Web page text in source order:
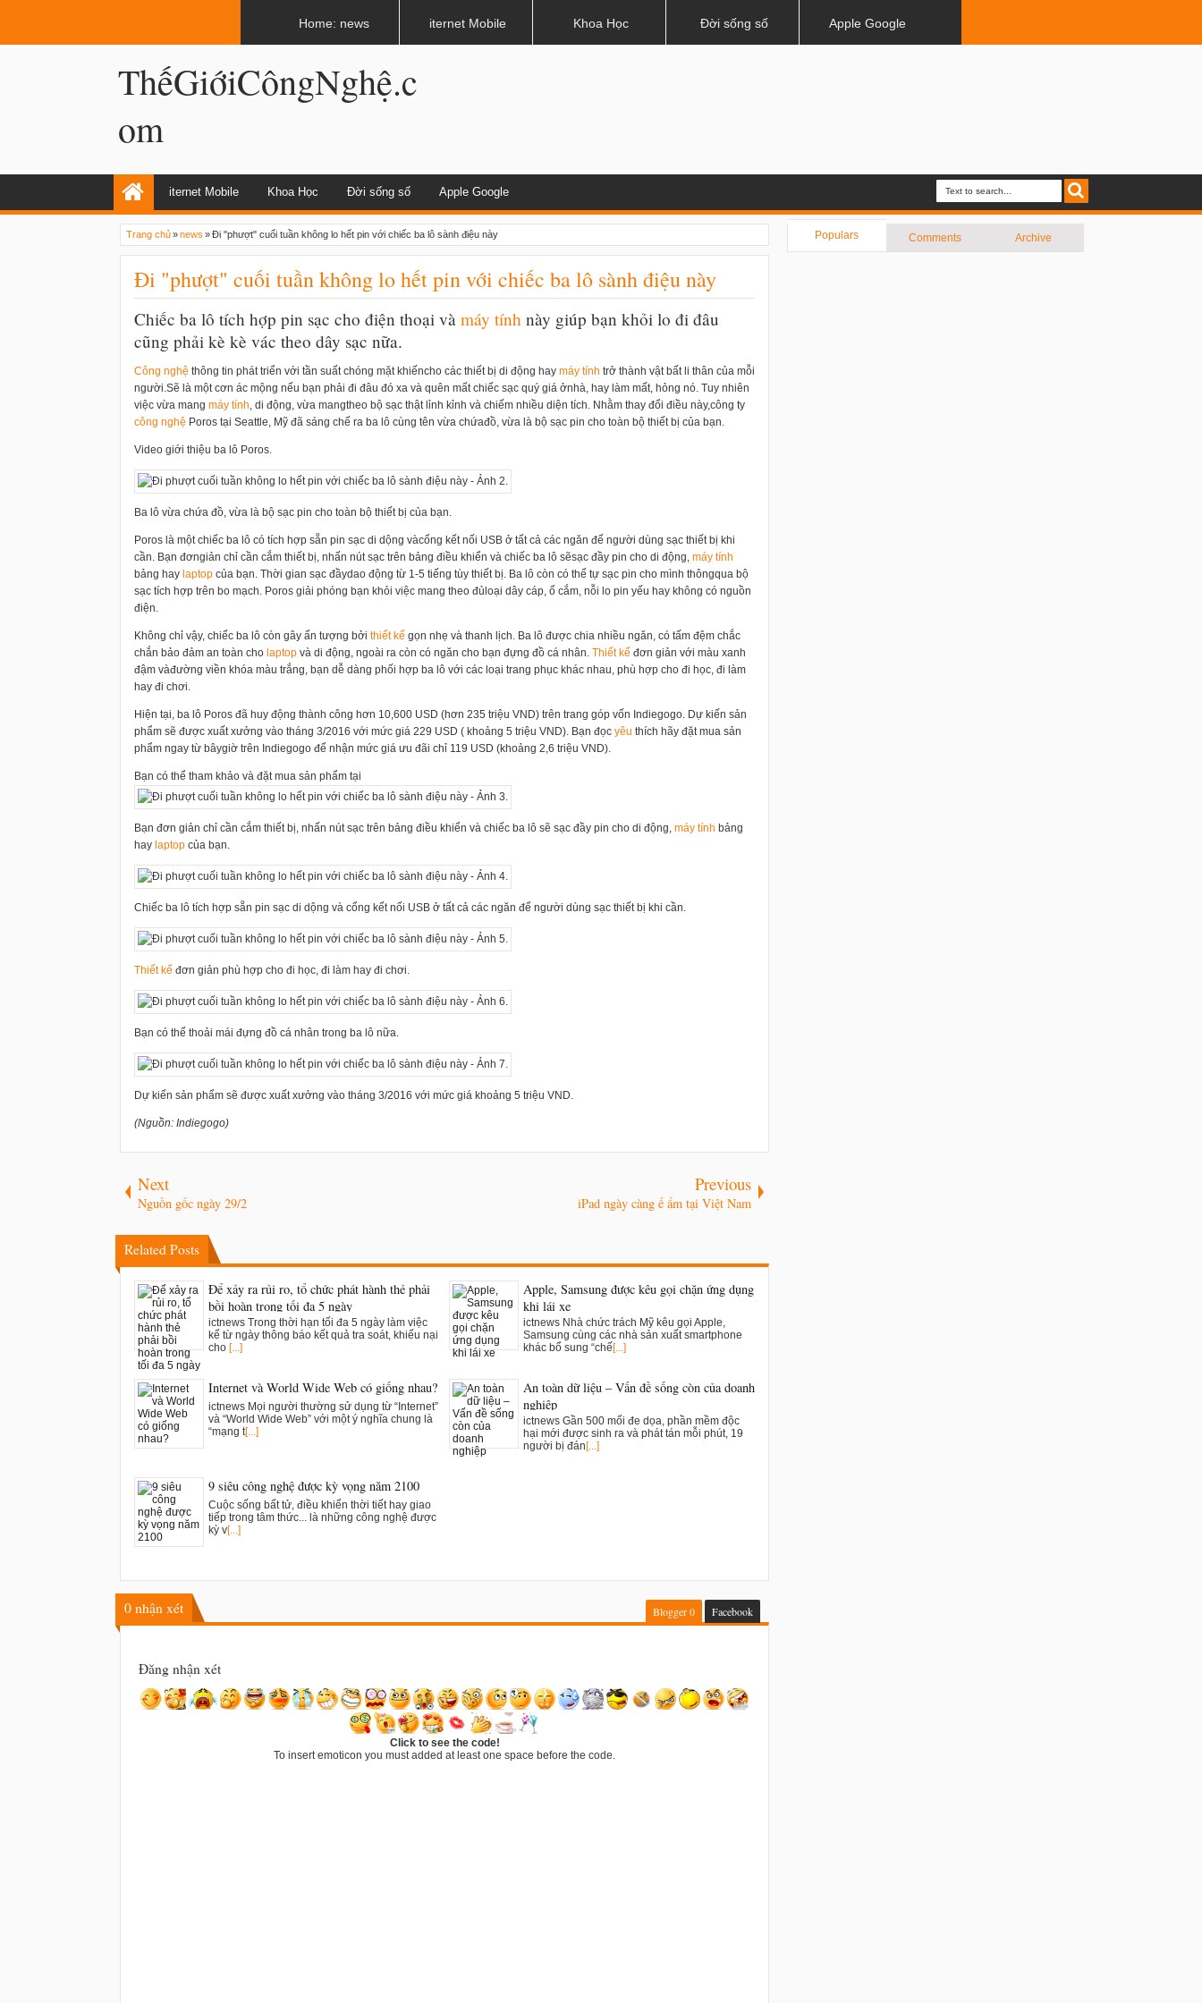
ThếGiớiCôngNghệ.c
om
iternet Mobile Khoa Học Đời sống số Apple Google
Populars Comments Archive
Trang chủ»news »Đi "phượt" cuối tuần không lo hết pin với chiếc ba lô sành điệu này
Đi "phượt" cuối tuần không lo hết pin với chiếc ba lô sành điệu này
Chiếc ba lô tích hợp pin sạc cho điện thoại và máy tính này giúp bạn khỏi lo đi đâu
cũng phải kè kè vác theo dây sạc nữa.
Công nghệ thông tin phát triển với tần suất chóng mặt khiếncho các thiết bị di động hay máy tính trở thành vật bất li thân của mỗi
người.Sẽ là một cơn ác mộng nếu bạn phải đi đâu đó xa và quên mất chiếc sạc quý giá ởnhà, hay làm mất, hỏng nó. Tuy nhiên
việc vừa mang máy tính, di động, vừa mangtheo bộ sạc thật lỉnh kỉnh và chiếm nhiều diện tích. Nhằm thay đổi điều này,công ty
công nghệ Poros tại Seattle, Mỹ đã sáng chế ra ba lô cùng tên vừa chứađồ, vừa là bộ sạc pin cho toàn bộ thiết bị của bạn.
Video giới thiệu ba lô Poros.
Ba lô vừa chứa đồ, vừa là bộ sạc pin cho toàn bộ thiết bị của bạn.
Poros là một chiếc ba lô có tích hợp sẵn pin sạc di dộng vàcổng kết nối USB ở tất cả các ngăn để người dùng sạc thiết bị khi
cần. Bạn đơngiản chỉ cần cắm thiết bị, nhấn nút sạc trên bảng điều khiển và chiếc ba lô sẽsạc đầy pin cho di động, máy tính
bảng hay laptop của bạn. Thời gian sạc đầydao động từ 1-5 tiếng tùy thiết bị. Ba lô còn có thể tự sạc pin cho mình thôngqua bộ
sạc tích hợp trên bo mạch. Poros giải phóng bạn khỏi việc mang theo đủloại dây cáp, ổ cắm, nỗi lo pin yếu hay không có nguồn
điện.
Không chỉ vậy, chiếc ba lô còn gây ấn tượng bởi thiết kế gọn nhẹ và thanh lịch. Ba lô được chia nhiều ngăn, có tấm đệm chắc
chắn bảo đảm an toàn cho laptop và di động, ngoài ra còn có ngăn cho bạn đựng đồ cá nhân. Thiết kế đơn giản với màu xanh
đậm vàđường viền khóa màu trắng, bạn dễ dàng phối hợp ba lô với các loại trang phục khác nhau, phù hợp cho đi học, đi làm
hay đi chơi.
Hiện tại, ba lô Poros đã huy động thành công hơn 10,600 USD (hơn 235 triệu VND) trên trang góp vốn Indiegogo. Dự kiến sản
phẩm sẽ được xuất xưởng vào tháng 3/2016 với mức giá 229 USD ( khoảng 5 triệu VND). Bạn đọc yêu thích hãy đặt mua sản
phẩm ngay từ bâygiờ trên Indiegogo để nhận mức giá ưu đãi chỉ 119 USD (khoảng 2,6 triệu VND).
Bạn có thể tham khảo và đặt mua sản phẩm tại
Bạn đơn giản chỉ cần cắm thiết bị, nhấn nút sạc trên bảng điều khiển và chiếc ba lô sẽ sạc đầy pin cho di động, máy tính bảng
hay laptop của bạn.
Chiếc ba lô tích hợp sẵn pin sạc di dộng và cổng kết nối USB ở tất cả các ngăn để người dùng sạc thiết bị khi cần.
Thiết kế đơn giản phù hợp cho đi học, đi làm hay đi chơi.
Bạn có thể thoải mái đựng đồ cá nhân trong ba lô nữa.
Dự kiến sản phẩm sẽ được xuất xưởng vào tháng 3/2016 với mức giá khoảng 5 triệu VND.
(Nguồn: Indiegogo)
Next
Nguồn gốc ngày 29/2
Previous
iPad ngày càng ế ẩm tại Việt Nam
Related Posts
Để xảy ra rủi ro, tổ chức phát hành thẻ phải
bồi hoàn trong tối đa 5 ngày
ictnews Trong thời hạn tối đa 5 ngày làm việc
kể từ ngày thông báo kết quả tra soát, khiếu nại
cho [...]
Apple, Samsung được kêu gọi chặn ứng dụng
khi lái xe
ictnews Nhà chức trách Mỹ kêu gọi Apple,
Samsung cùng các nhà sản xuất smartphone
khác bổ sung “chế [...]
Internet và World Wide Web có giống nhau?
ictnews Mọi người thường sử dụng từ “Internet”
và “World Wide Web” với một ý nghĩa chung là
“mạng t[...]
An toàn dữ liệu – Vấn đề sống còn của doanh
nghiệp
ictnews Gần 500 mối đe dọa, phần mềm độc
hại mới được sinh ra và phát tán mỗi phút, 19
người bị đán [...]
9 siêu công nghệ được kỳ vọng năm 2100
Cuộc sống bất tử, điều khiển thời tiết hay giao
tiếp trong tâm thức... là những công nghệ được
kỳ v[...]
0 nhận xét Blogger0 Facebook
Đăng nhận xét
Click to see the code!
To insert emoticon you must added at least one space before the code.
Home: news iternet Mobile Khoa Học Đời sống số Apple Google